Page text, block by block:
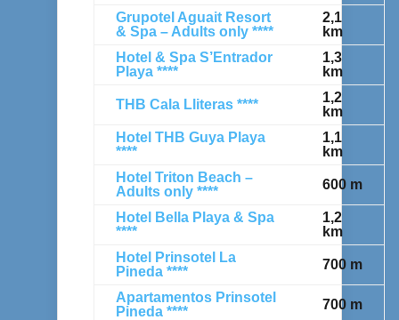
Grupotel Aguait Resort
& Spa – Adults only ****
2,1
km
Hotel & Spa S’Entrador
Playa ****
1,3
km
THB Cala Lliteras ****
1,2
km
Hotel THB Guya Playa
****
1,1
km
Hotel Triton Beach –
Adults only ****
600 m
Hotel Bella Playa & Spa
****
1,2
km
Hotel Prinsotel La
Pineda ****
700 m
Apartamentos Prinsotel
Pineda ****
700 m